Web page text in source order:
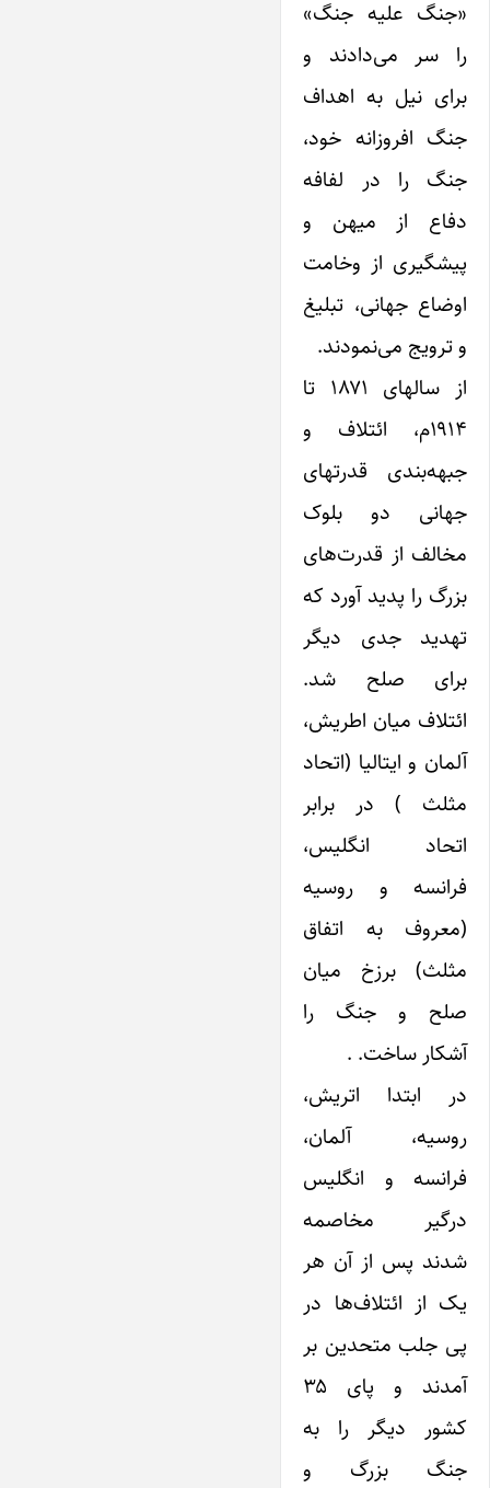
«جنگ‌ علیه جنگ»
را سر می‌دادند و
برای نیل به اهداف
جنگ افروزانه خود،
جنگ‌ را در لفافه
دفاع از میهن‌ و‌
پیشگیری‌ از وخامت‌
اوضاع جهانی، تبلیغ
و ترویج می‌نمودند.
از سالهای ۱۸۷۱ تا
۱۹۱۴م، ائتلاف و
جبهه‌بندی قدرتهای
جهانی دو بلوک‌
مخالف از قدرت‌های
بزرگ ‌را پدید آورد که
تهدید جدی دیگر
برای صلح شد.
ائتلاف میان اطریش،
آلمان و ‌ایتالیا (اتحاد
مثلث ) در برابر
اتحاد انگلیس،
فرانسه و روسیه
(معروف به اتفاق
مثلث) برزخ میان
صلح و جنگ را
آشکار ساخت. .
در ابتدا اتریش،
روسیه، آلمان،
فرانسه و انگلیس
درگیر مخاصمه
شدند پس از آن‌ هر
یک از ائتلاف‌ها در
پی جلب متحدین بر
آمدند و پای ۳۵
کشور دیگر را به
جنگ بزرگ و